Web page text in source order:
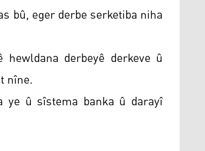
bû, eger derbe serketiba niha
derbeyê derkeve û
nîne.
û sîstema banka û darayî